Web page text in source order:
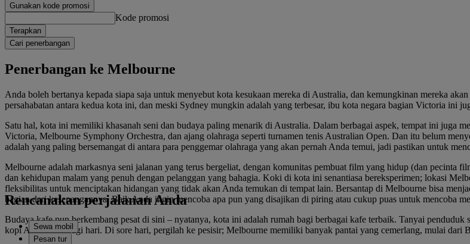
Gunakan kode promosi
Kode promosi
Terapkan
Cari penerbangan
Penerbangan ke Melbourne
Anda boleh bertanya kepada siapa saja untuk menyebut kota kesukaan mereka di Australia, dan kemungkinan mereka
persahabatan antara kedua kota ini, dan meski Sydney mungkin adalah yang terbesar, ibu kota negara bagian Victoria ini
Satu hal, kota ini memiliki khasanah seni dan budaya paling menarik di Australia. Dalam berbagai aspek, tempat ini juga
Victoria, Melbourne Symphony Orchestra, dan ajang olahraga seperti turnamen tenis Australian Open. Dan itu belum
adalah yang paling bersemangat di antara para penggemar olahraga yang akan pernah Anda temui, jadi pastikan untuk
Melbourne adalah markasnya seni jalanan yang terus bergeliat, dengan komunitas pembuat film yang hidup (dan pecinta
dan kehidupan malam yang penuh dengan pelanggan yang bahagia. Koki di kota ini senantiasa bereksperimen; lokasi
fleksibilitas untuk menciptakan hidangan yang tidak akan Anda temukan di tempat lain. Bersantap di Melbourne bisa
bagian dari kesenangannya. Baik Anda ingin mencoba apa pun yang disajikan di piring atau cukup puas untuk mencoba
Budaya kafe pun berkembang pesat di sini – nyatanya, kota ini adalah rumah bagi berbagai kafe terbaik. Tanyai
kopi Anda pada pagi hari. Di sore hari, pergilah ke pesisir; Melbourne memiliki banyak pantai yang cemerlang, mulai dari
Rencanakan perjalanan Anda
Sewa mobil
Pesan tur